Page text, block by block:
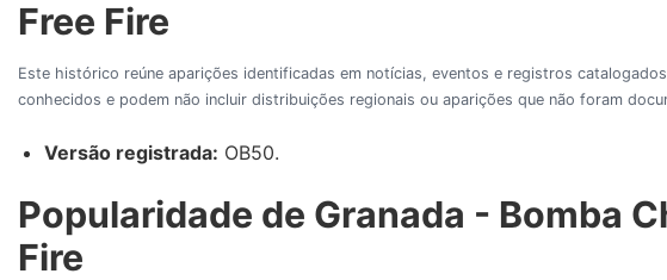
Free Fire
Este histórico reúne aparições identificadas em notícias, eventos e registros
conhecidos e podem não incluir distribuições regionais ou aparições que não foram
Versão registrada: OB50.
Popularidade de Granada - Bomba
Fire